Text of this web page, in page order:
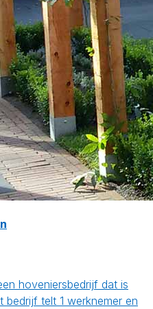
hoveniersbedrijf dat is
telt 1 werknemer en